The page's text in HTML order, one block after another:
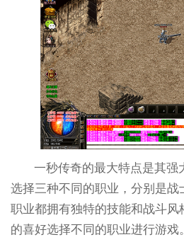
一秒传奇的最大特点是其强
选择三种不同的职业，分别是战
职业都拥有独特的技能和战斗风
的喜好选择不同的职业进行游戏